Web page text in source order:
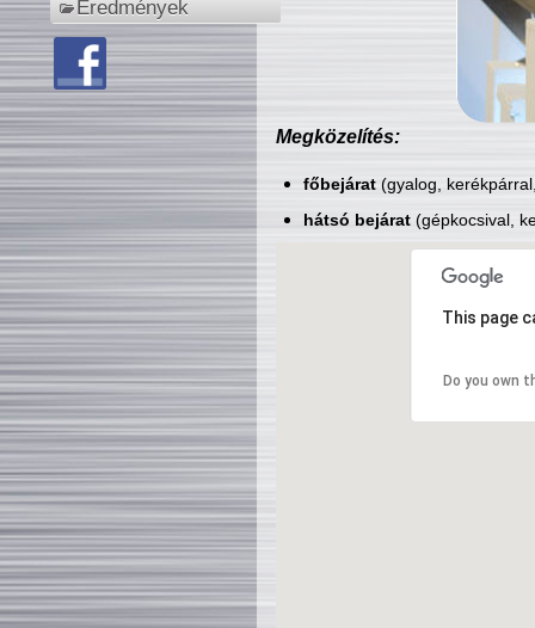
Eredmények
Megközelítés:
főbejárat(gyalog,
hátsó bejárat(gépkocsival,
This page
Do you own